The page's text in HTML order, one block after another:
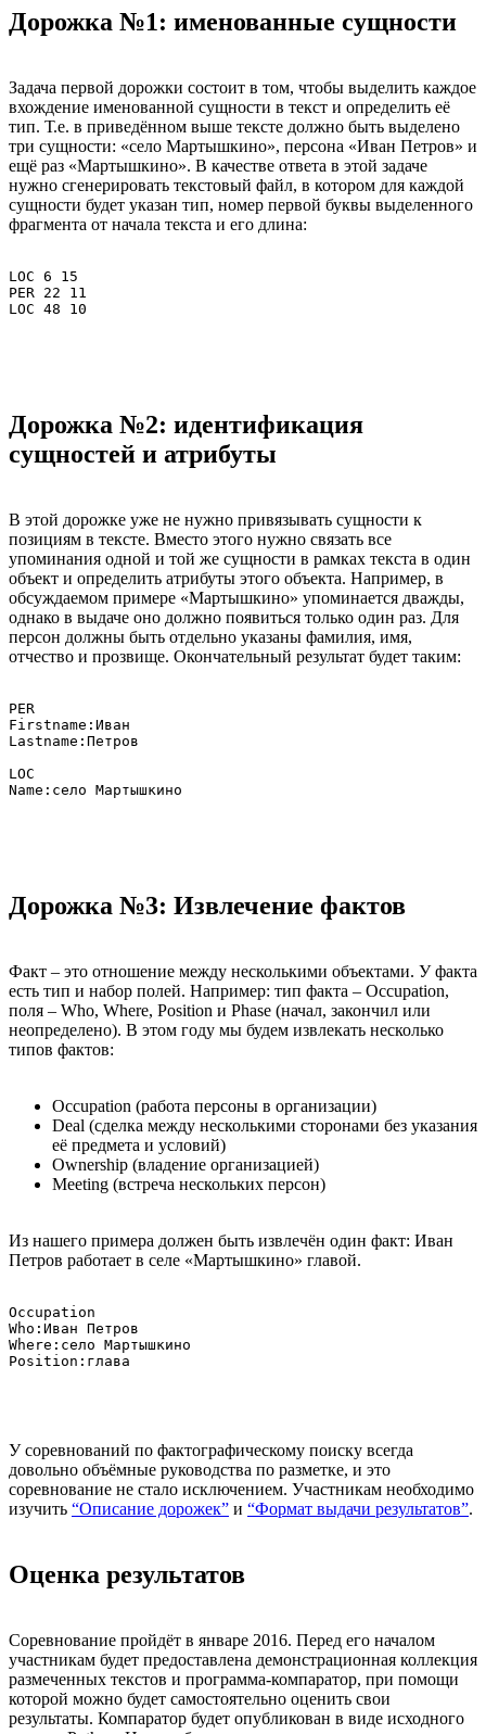
Дорожка №1: именованные сущности
Задача первой дорожки состоит в том, чтобы выделить каждое
вхождение именованной сущности в текст и определить её
тип. Т.е. в приведённом выше тексте должно быть выделено
три сущности: «село Мартышкино», персона «Иван Петров» и
ещё раз «Мартышкино». В качестве ответа в этой задаче
нужно сгенерировать текстовый файл, в котором для каждой
сущности будет указан тип, номер первой буквы выделенного
фрагмента от начала текста и его длина:
LOC 6 15
PER 22 11
Дорожка №2: идентификация
сущностей и атрибуты
В этой дорожке уже не нужно привязывать сущности к
позициям в тексте. Вместо этого нужно связать все
упоминания одной и той же сущности в рамках текста в один
объект и определить атрибуты этого объекта. Например, в
обсуждаемом примере «Мартышкино» упоминается дважды,
однако в выдаче оно должно появиться только один раз. Для
персон должны быть отдельно указаны фамилия, имя,
отчество и прозвище. Окончательный результат будет таким:
PER
Firstname:Иван
Lastname:Петров
LOC
Дорожка №3: Извлечение фактов
Факт – это отношение между несколькими объектами. У факта
есть тип и набор полей. Например: тип факта – Occupation,
поля – Who, Where, Position и Phase (начал, закончил или
неопределено). В этом году мы будем извлекать несколько
типов фактов:
Occupation (работа персоны в организации)
Deal (сделка между несколькими сторонами без указания
её предмета и условий)
Ownership (владение организацией)
Meeting (встреча нескольких персон)
Из нашего примера должен быть извлечён один факт: Иван
Петров работает в селе «Мартышкино» главой.
Occupation
Who:Иван Петров
Where:село Мартышкино
У соревнований по фактографическому поиску всегда
довольно объёмные руководства по разметке, и это
соревнование не стало исключением. Участникам необходимо
изучить “Описание дорожек” и “Формат выдачи результатов”.
Оценка результатов
Соревнование пройдёт в январе 2016. Перед его началом
участникам будет предоставлена демонстрационная коллекция
размеченных текстов и программа-компаратор, при помощи
которой можно будет самостоятельно оценить свои
результаты. Компаратор будет опубликован в виде исходного